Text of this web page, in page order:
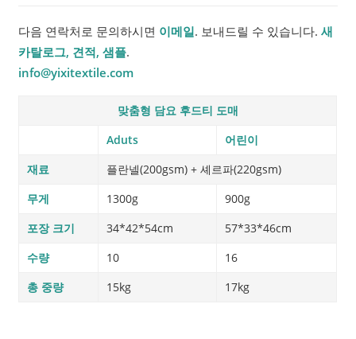
다음 연락처로 문의하시면 이메일. 보내드릴 수 있습니다.새
카탈로그, 견적, 샘플.
info@yixitextile.com
맞춤형 담요 후드티 도매
Aduts
어린이
재료
플란넬(200gsm) + 셰르파(220gsm)
무게
1300g
900g
포장 크기
34*42*54cm
57*33*46cm
수량
10
16
총 중량
15kg 17kg